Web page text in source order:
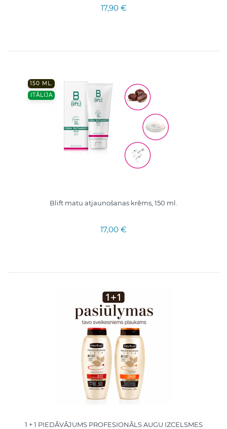
17,90 €
150 ML.
ITĀLIJA
Blift matu atjaunošanas krēms, 150 ml.
17,00 €
1 + 1 PIEDĀVĀJUMS PROFESIONĀLS AUGU IZCELSMES